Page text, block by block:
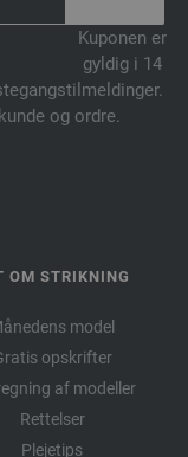
Kuponen er
gyldig i 14
og ordre.
OM STRIKNING
model
opskrifter
af modeller
Rettelser
Plejetips